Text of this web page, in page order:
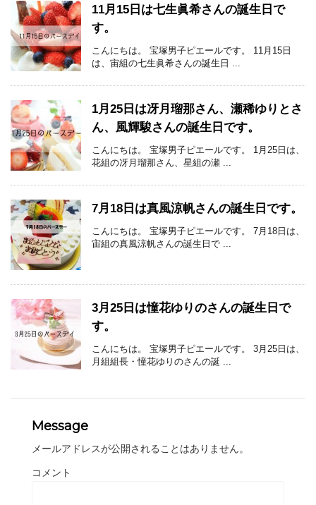
11月15日は七生眞希さんの誕生日で
す。
こんにちは。 宝塚男子ピエールです。 11月15日
は、宙組の七生眞希さんの誕生日 ...
1月25日は冴月瑠那さん、瀬稀ゆりとさ
ん、風輝駿さんの誕生日です。
こんにちは。 宝塚男子ピエールです。 1月25日は、
花組の冴月瑠那さん、星組の瀬 ...
7月18日は真風涼帆さんの誕生日です。
こんにちは。 宝塚男子ピエールです。 7月18日は、
宙組の真風涼帆さんの誕生日で ...
3月25日は憧花ゆりのさんの誕生日で
す。
こんにちは。 宝塚男子ピエールです。 3月25日は、
月組組長・憧花ゆりのさんの誕 ...
Message
メールアドレスが公開されることはありません。
コメント